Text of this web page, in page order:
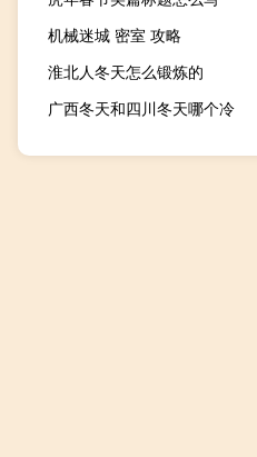
机械迷城 密室 攻略
淮北人冬天怎么锻炼的
广西冬天和四川冬天哪个冷